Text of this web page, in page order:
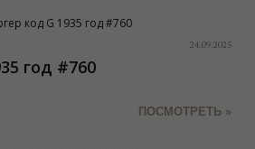
24.09.2025
год #760
ПОСМОТРЕТЬ »